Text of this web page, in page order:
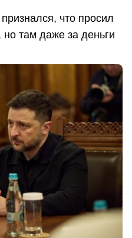
что просил
но там даже за деньги